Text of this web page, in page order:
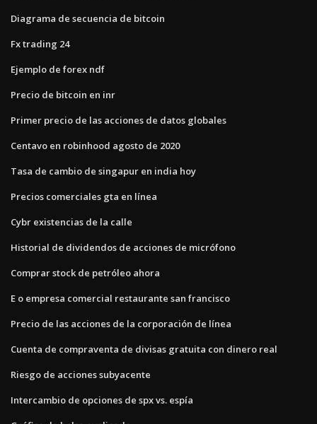
Diagrama de secuencia de bitcoin
Fx trading 24
Ejemplo de forex ndf
Precio de bitcoin en inr
Primer precio de las acciones de datos globales
Centavo en robinhood agosto de 2020
Tasa de cambio de singapur en india hoy
Precios comerciales gta en línea
Cybr existencias de la calle
Historial de dividendos de acciones de micrófono
Comprar stock de petróleo ahora
E o empresa comercial restaurante san francisco
Precio de las acciones de la corporación de línea
Cuenta de compraventa de divisas gratuita con dinero real
Riesgo de acciones subyacente
Intercambio de opciones de spx vs. espía